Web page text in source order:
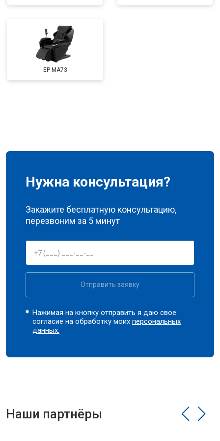
Ремонт сканера от 4800 ₽ Заказать
Ремонт купюроприемника
Замена сетевого трансформатора
Ремонт микро-лифта
EP MA73
Нужна консультация?
Закажите бесплатную консультацию,
перезвоним за 5 минут
Отправить заявку
Нажимая на кнопку отправить я даю свое
согласие на обработку моихперсональных
данных.
Наши партнёры